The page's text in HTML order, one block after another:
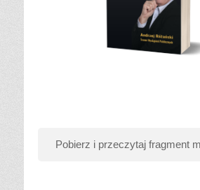
Pobierz i przeczytaj fragment